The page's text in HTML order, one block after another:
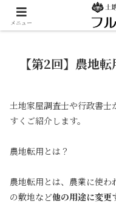
【第2回】農地
土地家屋調査士や行政書士
すくご紹介します。
農地転用とは？
農地転用とは、農業に使
の敷地など他の用途に変更
メニュー